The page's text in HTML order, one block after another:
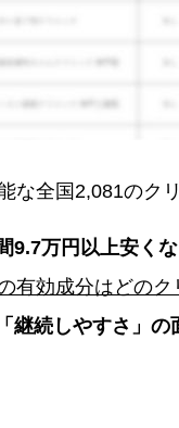
な全国2,081のク
9.7万円以上安く
有効成分はどの
継続しやすさ」の